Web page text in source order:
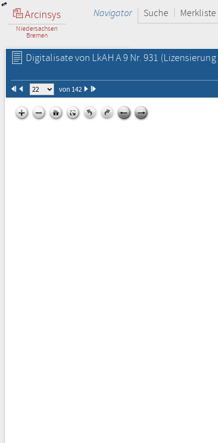
Arcinsys
Niedersachsen
Bremen
Navigator Suche Merkliste
Digitalisate von LkAH A 9 Nr. 931
von 142